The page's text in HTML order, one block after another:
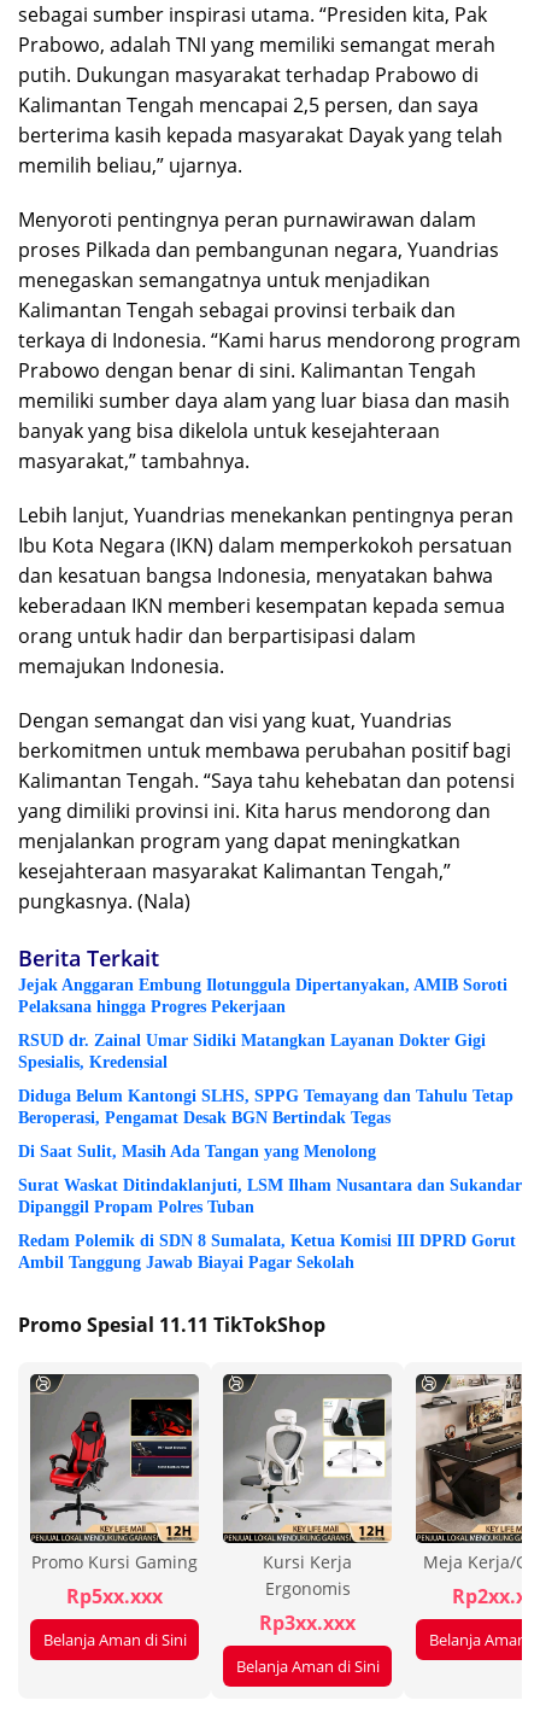
sebagai sumber inspirasi utama. “Presiden kita, Pak
Prabowo, adalah TNI yang memiliki semangat merah
putih. Dukungan masyarakat terhadap Prabowo di
Kalimantan Tengah mencapai 2,5 persen, dan saya
berterima kasih kepada masyarakat Dayak yang telah
memilih beliau,” ujarnya.
Menyoroti pentingnya peran purnawirawan dalam
proses Pilkada dan pembangunan negara, Yuandrias
menegaskan semangatnya untuk menjadikan
Kalimantan Tengah sebagai provinsi terbaik dan
terkaya di Indonesia. “Kami harus mendorong program
Prabowo dengan benar di sini. Kalimantan Tengah
memiliki sumber daya alam yang luar biasa dan masih
banyak yang bisa dikelola untuk kesejahteraan
masyarakat,” tambahnya.
Lebih lanjut, Yuandrias menekankan pentingnya peran
Ibu Kota Negara (IKN) dalam memperkokoh persatuan
dan kesatuan bangsa Indonesia, menyatakan bahwa
keberadaan IKN memberi kesempatan kepada semua
orang untuk hadir dan berpartisipasi dalam
memajukan Indonesia.
Dengan semangat dan visi yang kuat, Yuandrias
berkomitmen untuk membawa perubahan positif bagi
Kalimantan Tengah. “Saya tahu kehebatan dan potensi
yang dimiliki provinsi ini. Kita harus mendorong dan
menjalankan program yang dapat meningkatkan
kesejahteraan masyarakat Kalimantan Tengah,”
pungkasnya. (Nala)
Berita Terkait
Jejak Anggaran Embung Ilotunggula Dipertanyakan, AMIB Soroti
Pelaksana hingga Progres Pekerjaan
RSUD dr. Zainal Umar Sidiki Matangkan Layanan Dokter Gigi
Spesialis, Kredensial
Diduga Belum Kantongi SLHS, SPPG Temayang dan Tahulu Tetap
Beroperasi, Pengamat Desak BGN Bertindak Tegas
Di Saat Sulit, Masih Ada Tangan yang Menolong
Surat Waskat Ditindaklanjuti, LSM Ilham Nusantara dan Sukandar
Dipanggil Propam Polres Tuban
Redam Polemik di SDN 8 Sumalata, Ketua Komisi III DPRD Gorut
Ambil Tanggung Jawab Biayai Pagar Sekolah
Promo Spesial 11.11 TikTokShop
Promo Kursi Gaming
Rp5xx.xxx
Belanja Aman di Sini
Kursi Kerja
Ergonomis
Rp3xx.xxx
Belanja Aman di Sini
Meja Kerja/
Belanja Aman